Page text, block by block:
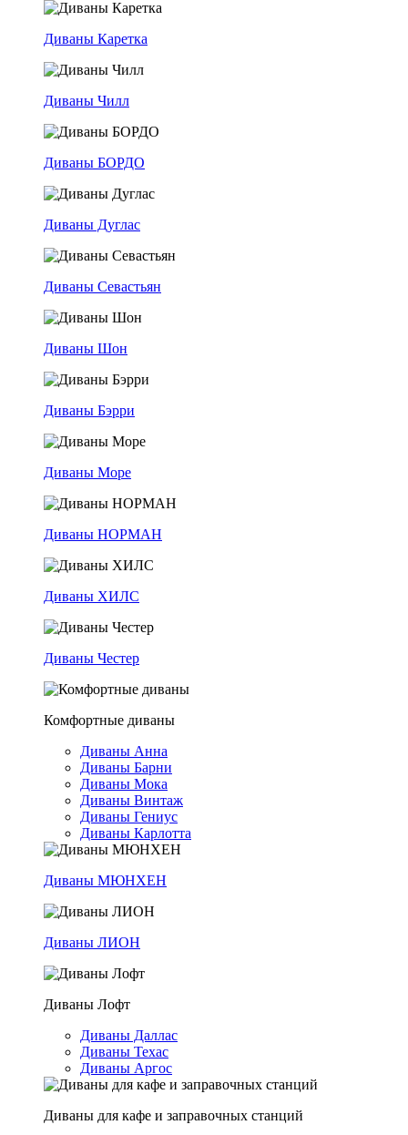
Диваны Каретка
Диваны Чилл
Диваны БОРДО
Диваны Дуглас
Диваны Севастьян
Диваны Шон
Диваны Бэрри
Диваны Море
Диваны НОРМАН
Диваны ХИЛС
Диваны Честер
Комфортные диваны
Диваны Анна
Диваны Барни
Диваны Мока
Диваны Винтаж
Диваны Гениус
Диваны Карлотта
Диваны МЮНХЕН
Диваны ЛИОН
Диваны Лофт
Диваны Даллас
Диваны Техас
Диваны Аргос
Диваны для кафе и заправочных станций